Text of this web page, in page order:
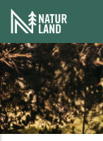
Pasar al contenido